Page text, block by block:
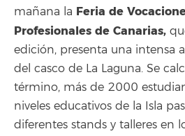
mañana la Feria de
Profesionales de Canarias,
edición, presenta una intensa
del casco de La Laguna. Se
término, más de 2000
niveles educativos de la Isla
diferentes stands y talleres en